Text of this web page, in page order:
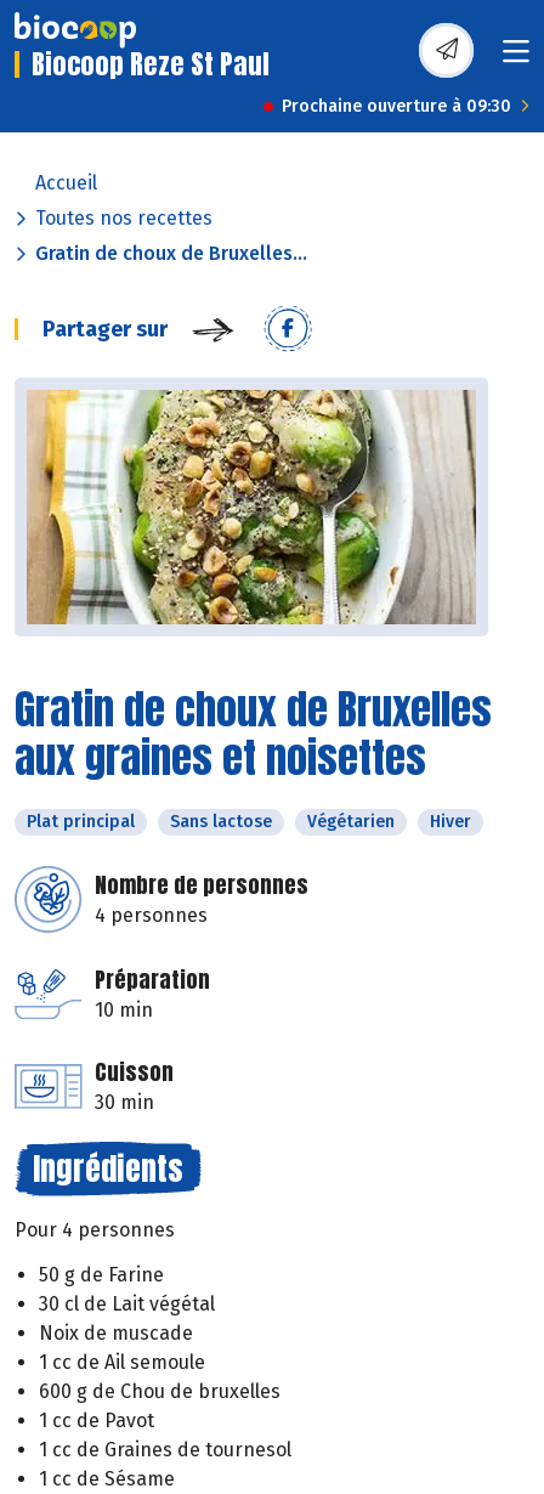
Biocoop Reze St Paul
Prochaine ouverture à 09:30
Accueil
Toutes nos recettes
Gratin de choux de Bruxelles...
Partager sur
Gratin de choux de Bruxelles
aux graines et noisettes
Plat principal Sans lactose Végétarien Hiver
Nombre de personnes
4 personnes
Préparation
10 min
Cuisson
30 min
Ingrédients
Pour 4 personnes
50 g de Farine
30 cl de Lait végétal
Noix de muscade
1 cc de Ail semoule
600 g de Chou de bruxelles
1 cc de Pavot
1 cc de Graines de tournesol
1 cc de Sésame